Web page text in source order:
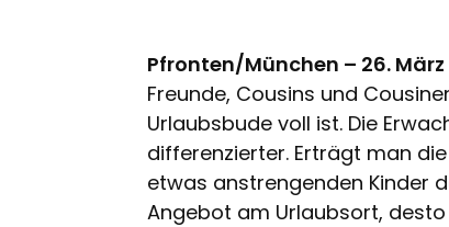
Pfronten/München – 26. März
Freunde, Cousins und
Urlaubsbude voll ist. Die
differenzierter. Erträgt man
etwas anstrengenden Kinder
Angebot am Urlaubsort,